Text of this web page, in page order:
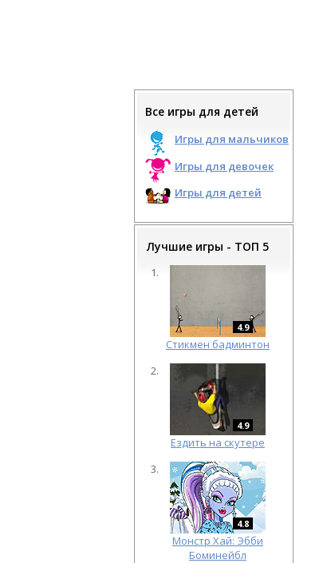
Все игры для детей
Игры для мальчиков
Игры для девочек
Игры для детей
Лучшие игры - ТОП 5
4.9
Cтикмен бадминтон
4.9
Ездить на скутере
4.8
Монстр Хай: Эбби
Боминейбл